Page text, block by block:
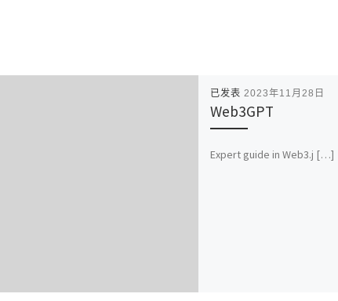
已发表 2023年11月28日
Web3GPT
Expert guide in Web3.j […]